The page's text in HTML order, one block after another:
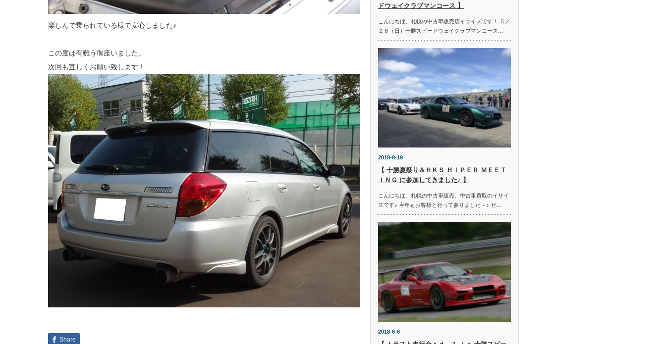
楽しんで乗られている様で安心しました♪
この度は有難う御座いました。
次回も宜しくお願い致します！
Share
ドウェイクラブマンコース 】
こんにちは、札幌の中古車販売店イサイズです！ ５／
２６（日）十勝スピードウェイクラブマンコース…
2018-8-19
【 十勝夏祭り＆ＨＫＳ ＨＩＰＥＲ ＭＥＥＴ
ＩＮＧ に参加してきました♪ 】
こんにちは。札幌の中古車販売、中古車買取のイサイ
ズです♪ 今年もお客様と行って参りました～♪ ゼ…
2018-6-6